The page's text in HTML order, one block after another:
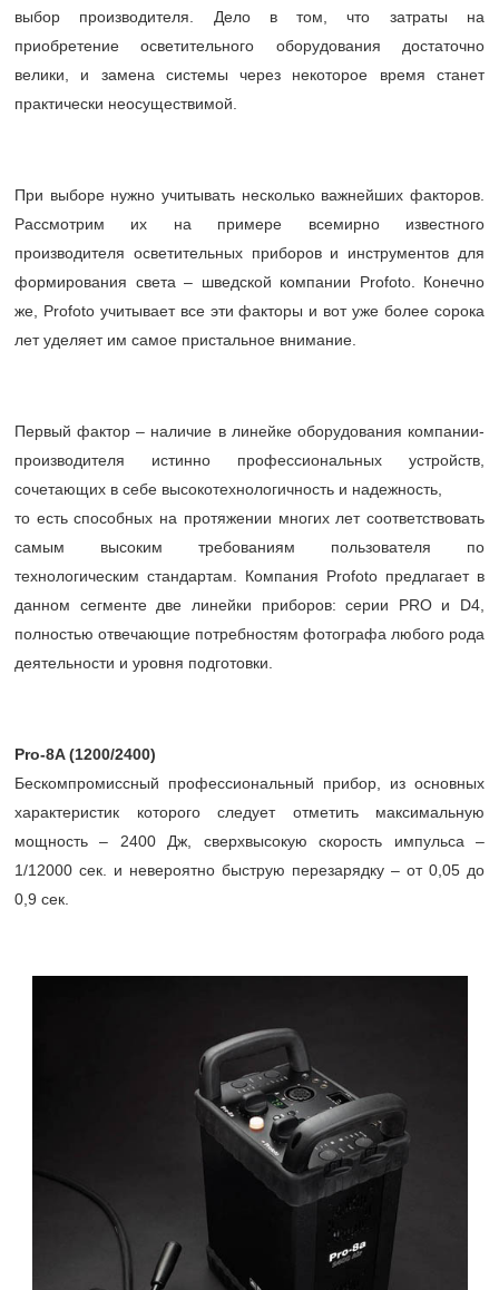
выбор производителя. Дело в том, что затраты на
приобретение осветительного оборудования достаточно
велики, и замена системы через некоторое время станет
практически неосуществимой.
При выборе нужно учитывать несколько важнейших факторов.
Рассмотрим их на примере всемирно известного
производителя осветительных приборов и инструментов для
формирования света – шведской компании Profoto. Конечно
же, Profoto учитывает все эти факторы и вот уже более сорока
лет уделяет им самое пристальное внимание.
Первый фактор – наличие в линейке оборудования компании-
производителя истинно профессиональных устройств,
сочетающих в себе высокотехнологичность и надежность,
то есть способных на протяжении многих лет соответствовать
самым высоким требованиям пользователя по
технологическим стандартам. Компания Profoto предлагает в
данном сегменте две линейки приборов: серии PRO и D4,
полностью отвечающие потребностям фотографа любого рода
деятельности и уровня подготовки.
Pro-8A (1200/2400)
Бескомпромиссный профессиональный прибор, из основных
характеристик которого следует отметить максимальную
мощность – 2400 Дж, сверхвысокую скорость импульса –
1/12000 сек. и невероятно быструю перезарядку – от 0,05 до
0,9 сек.